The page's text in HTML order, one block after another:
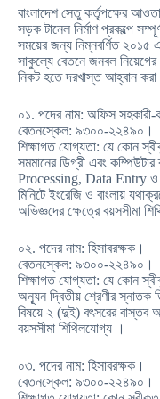
বাংলাদেশ সেতু কর্তৃপক্ষের
সড়ক টানেল নির্মাণ প্রকল্পে
সময়ের জন্য নিম্নবর্ণিত ২০১৫
সাকুল্যে বেতনে জনবল
নিকট হতে দরখাস্ত আহ্বান করা
০১. পদের নাম: অফিস সহকারী-
বেতনস্কেল: ৯৩০০-২২৪৯০।
শিক্ষাগত যোগ্যতা: যে কোন
সমমানের ডিগ্রী এবং
Processing, Data Entry ও
মিনিটে ইংরেজি ও বাংলায়
অভিজ্ঞদের ক্ষেত্রে বয়সসীমা
০২. পদের নাম: হিসাবরক্ষক।
বেতনস্কেল: ৯৩০০-২২৪৯০।
শিক্ষাগত যোগ্যতা: যে কোন
অন্যূন দ্বিতীয় শ্রেণীর স্নাতক
বিষয়ে ২ (দুই) বৎসরের বাস্তব
বয়সসীমা শিথিলযোগ্য ।
০৩. পদের নাম: হিসাবরক্ষক।
বেতনস্কেল: ৯৩০০-২২৪৯০।